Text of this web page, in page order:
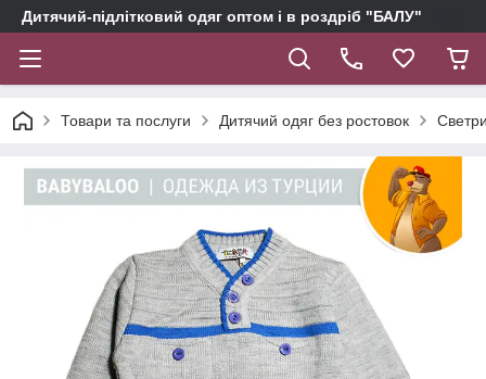
Дитячий-підлітковий одяг оптом і в роздріб "БАЛУ"
Товари та послуги Дитячий одяг без ростовок